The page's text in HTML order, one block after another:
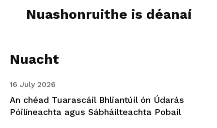
Nuashonruithe is déanaí
Nuacht
16 July 2026
An chéad Tuarascáil Bhliantúil ón Údarás
Póilíneachta agus Sábháilteachta Pobail